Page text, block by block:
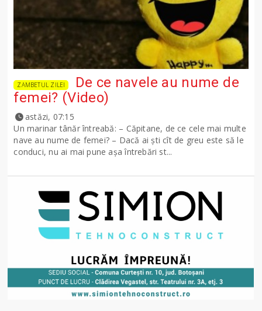
ZAMBETUL ZILEI
De ce navele au nume de
femei? (Video)
astăzi, 07:15
Un marinar tânăr întreabă: – Căpitane, de ce cele mai multe
nave au nume de femei? – Dacă ai şti cît de greu este să le
conduci, nu ai mai pune așa întrebări st...